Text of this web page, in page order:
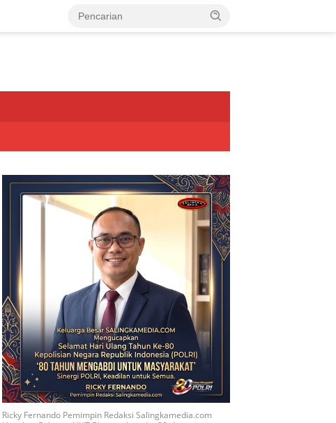
Ricky Fernando Pemimpin Redaksi Salingkamedia.com